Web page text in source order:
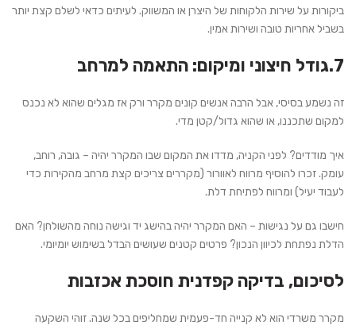
ביקורות על שירות הלקוחות של היצרן או המשווק. לעיתים כדאי לשלם קצת יותר
בשביל אחריות טובה ושירות אמין.
7.גודל חיצוני ומיקום: התאמה למרחב
זה נשמע בסיסי, אבל הרבה אנשים קונים מקרר ורק אז מגלים שהוא לא נכנס
למקום שתכננו, או שהוא גדול/קטן מדי.
איך מודדים? לפני הקניה, מדדו את המקום שבו המקרר יהיה – גובה, רוחב,
עומק. זכרו להוסיף מרווח לאוורור (מקררים צריכים קצת מרחב מהקירות כדי
לעבוד יעיל) ומרווח לפתיחת דלת.
חישבו גם על נגישות – האם המקרר יהיה בהישג יד וגישה נוחה מהשולחן? האם
הדלת נפתחת לכיוון הנכון? פרטים קטנים שעושים הבדל בשימוש יומיומי.
לסיכום, בדיקה קפדנית חוסכת אכזבות
מקרר משרדי הוא לא קנייה חד-פעמית שמחליפים בכל שנה. זוהי השקעה